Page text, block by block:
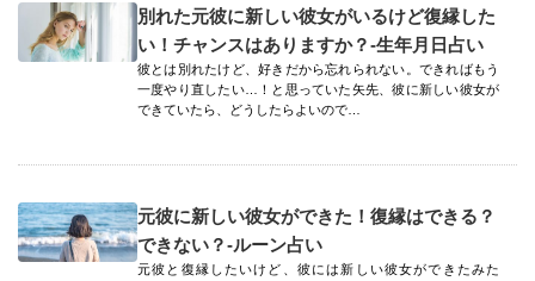
別れた元彼に新しい彼女がいるけど復縁した
い！チャンスはありますか？-生年月日占い
彼とは別れたけど、好きだから忘れられない。できればもう
一度やり直したい…！と思っていた矢先、彼に新しい彼女が
できていたら、どうしたらよいので…
元彼に新しい彼女ができた！復縁はできる？
できない？-ルーン占い
元彼と復縁したいけど、彼には新しい彼女ができたみた